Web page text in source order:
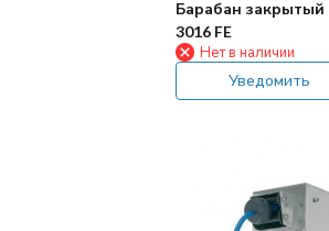
Барабан закрытый
3016 FE
Нет в наличии
Уведомить